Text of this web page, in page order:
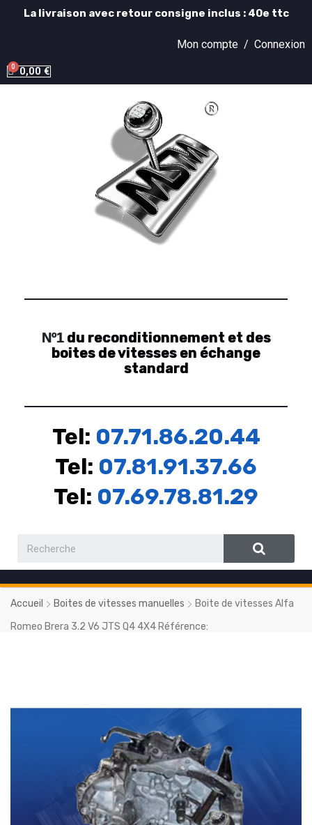
La livraison avec retour consigne inclus : 40e ttc
Mon compte / Connexion
0,00 €
Nº1du reconditionnement et des
boites de vitesses en échange
standard
Tel: 07.71.86.20.44
Tel: 07.81.91.37.66
Tel: 07.69.78.81.29
Accueil Boites de vitesses manuelles
Boite de vitesses Alfa
Romeo Brera 3.2 V6 JTS Q4 4X4 Référence: